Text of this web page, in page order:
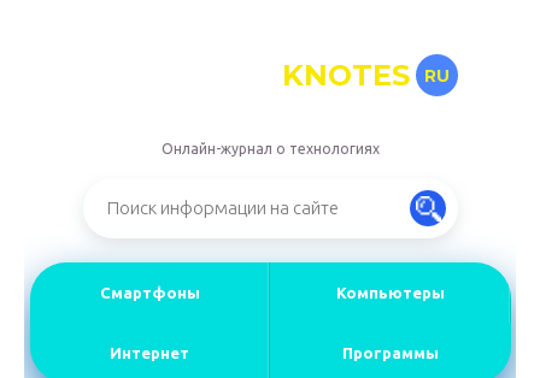
KNOTES RU
Онлайн-журнал о технологиях
Смартфоны Компьютеры
Интернет Программы